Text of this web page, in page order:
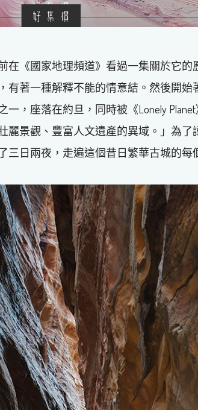
在《國家地理頻道》看過一集關於它的
有著一種解釋不能的情意結。然後開始
，座落在約旦，同時被《Lonely Planet
麗景觀、豐富人文遺產的異域。」為了
三日兩夜，走遍這個昔日繁華古城的每